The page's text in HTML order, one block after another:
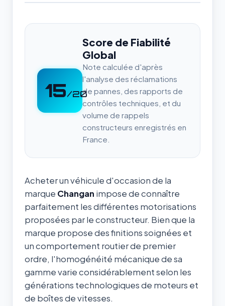
15/20
Score de Fiabilité
Global
Note calculée d'après
l'analyse des réclamations
de pannes, des rapports de
contrôles techniques, et du
volume de rappels
constructeurs enregistrés en
France.
Acheter un véhicule d'occasion de la
marque Changan impose de connaître
parfaitement les différentes motorisations
proposées par le constructeur. Bien que la
marque propose des finitions soignées et
un comportement routier de premier
ordre, l'homogénéité mécanique de sa
gamme varie considérablement selon les
générations technologiques de moteurs et
de boîtes de vitesses.